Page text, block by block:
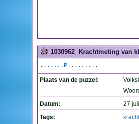
1030962 Krachtmeting van
.......P.........
Plaats van de puzzel:
Datum:
27
Tags: